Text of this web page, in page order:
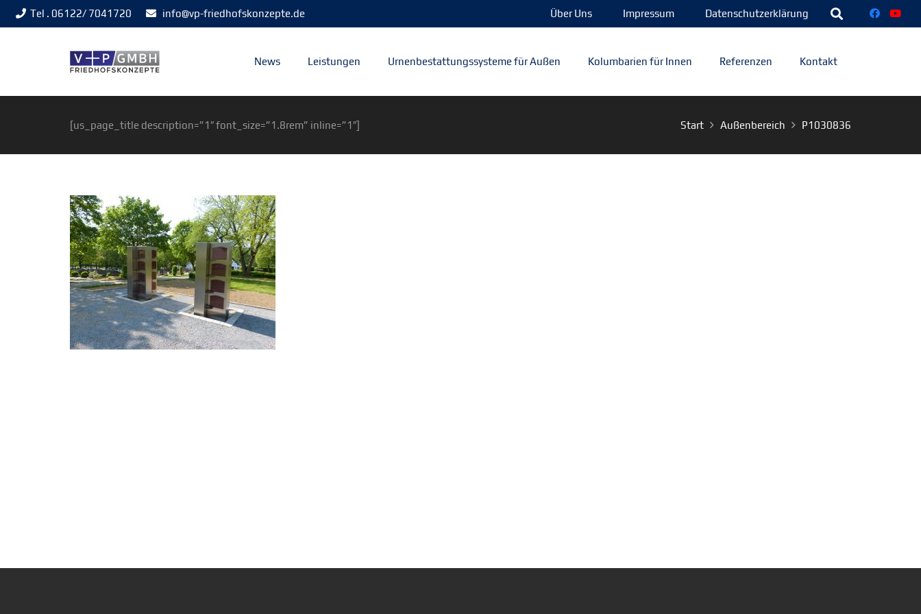
Tel . 06122/ 7041720 info@vp-friedhofskonzepte.de Über Uns Impressum Datenschutzerklärung
News Leistungen Urnenbestattungssysteme für Außen Kolumbarien für Innen Referenzen Kontakt
[us_page_title description=”1″ font_size=”1.8rem” inline=”1″] Start Außenbereich P1030836